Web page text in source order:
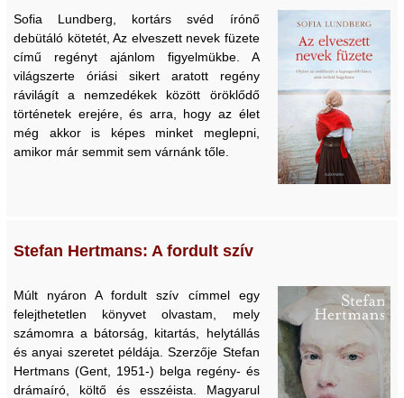
Sofia Lundberg, kortárs svéd írónő
debütáló kötetét, Az elveszett nevek füzete
című regényt ajánlom figyelmükbe. A
világszerte óriási sikert aratott regény
rávilágít a nemzedékek között öröklődő
történetek erejére, és arra, hogy az élet
még akkor is képes minket meglepni,
amikor már semmit sem várnánk tőle.
Stefan Hertmans: A fordult szív
Múlt nyáron A fordult szív címmel egy
felejthetetlen könyvet olvastam, mely
számomra a bátorság, kitartás, helytállás
és anyai szeretet példája. Szerzője Stefan
Hertmans (Gent, 1951-) belga regény- és
drámaíró, költő és esszéista. Magyarul